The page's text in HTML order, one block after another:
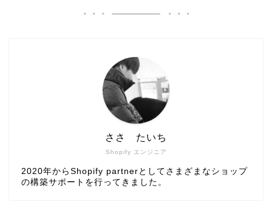
Shopify エンジニア
ささ たいち
2020年からShopify partnerとしてさまざまなショップ
の構築サポートを行ってきました。